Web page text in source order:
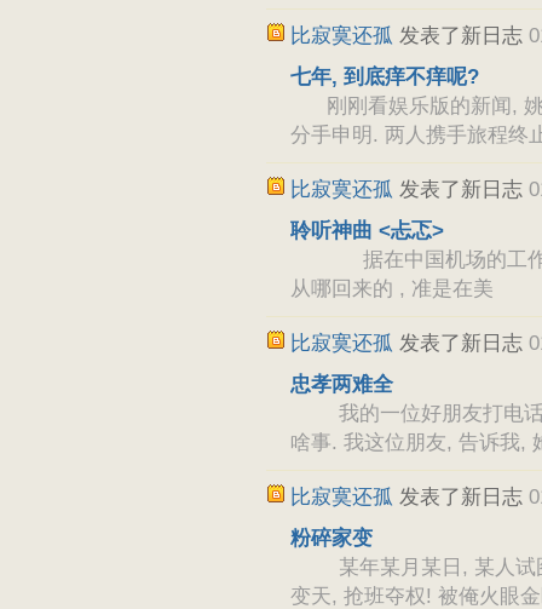
比寂寞还孤 发表了新日志
七年, 到底痒不痒呢?
刚刚看娱乐版的新闻, 姚
分手申明. 两人携手旅程终
比寂寞还孤 发表了新日志
聆听神曲 <忐忑>
据在中国机场的工作人
从哪回来的 , 准是在美
比寂寞还孤 发表了新日志
忠孝两难全
我的一位好朋友打电话
啥事. 我这位朋友, 告诉我,
比寂寞还孤 发表了新日志
粉碎家变
某年某月某日, 某人试
变天, 抢班夺权! 被俺火眼